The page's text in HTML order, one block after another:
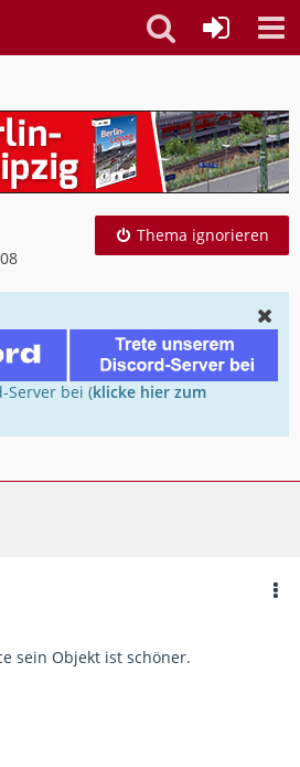
Thema ignorieren
Server bei (klicke hier zum
sein Objekt ist schöner.